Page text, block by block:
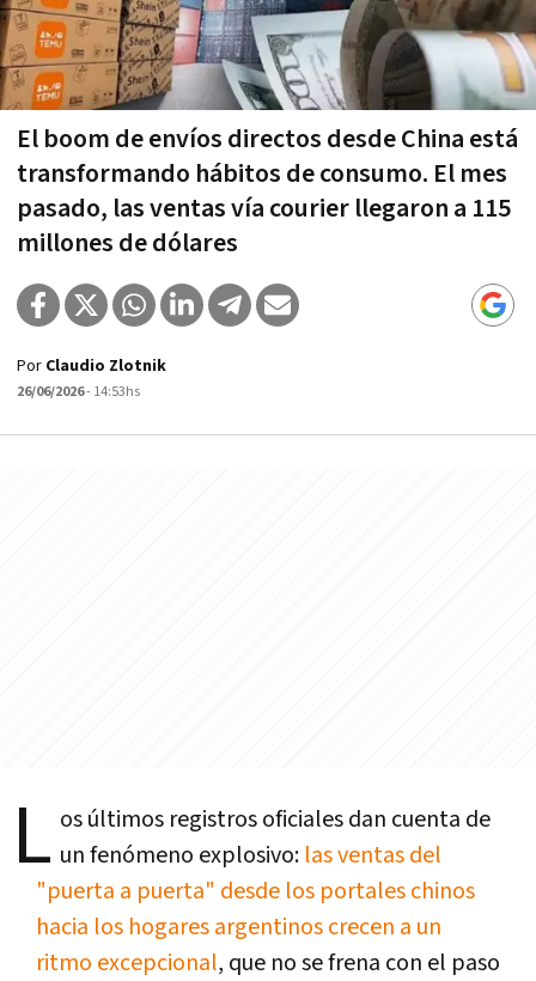
El boom de envíos directos desde China está
transformando hábitos de consumo. El mes
pasado, las ventas vía courier llegaron a 115
millones de dólares
Por Claudio Zlotnik
26/06/2026- 14:53hs
L os últimos registros oficiales dan cuenta de
un fenómeno explosivo: las ventas del
"puerta a puerta" desde los portales chinos
hacia los hogares argentinos crecen a un
ritmo excepcional, que no se frena con el paso